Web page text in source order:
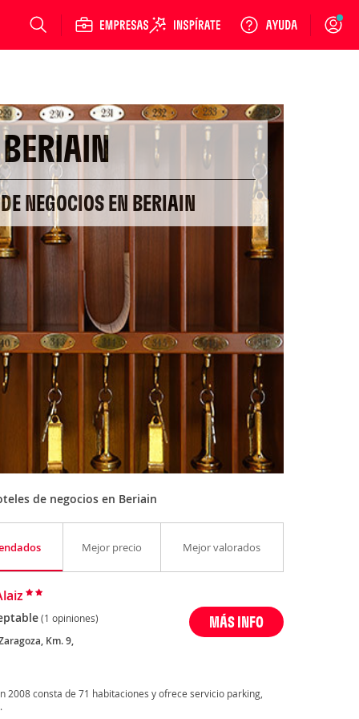
Login
BERIAIN
NEGOCIOS EN BERIAIN
de negocios en Beriain
Mejor precio Mejor valorados
(1 opiniones)
Km. 9,
MÁS INFO
2008 consta de 71 habitaciones y ofrece servicio parking,